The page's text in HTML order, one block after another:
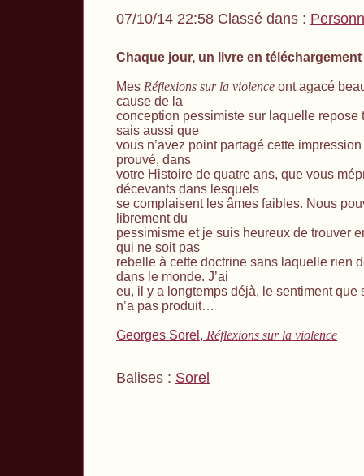
07/10/14 22:58 Classé dans :
Chaque jour, un livre en
Mes Réflexions sur la violence ont agacé
cause de la
conception pessimiste sur laquelle repose
sais aussi que
vous n’avez point partagé cette impression
prouvé, dans
votre Histoire de quatre ans, que vous
décevants dans lesquels
se complaisent les âmes faibles. Nous
librement du
pessimisme et je suis heureux de trouver
qui ne soit pas
rebelle à cette doctrine sans laquelle rien
dans le monde. J’ai
eu, il y a longtemps déjà, le sentiment
n’a pas produit…
Georges Sorel, Réflexions sur la violence
Balises : Sorel